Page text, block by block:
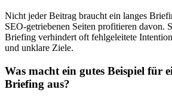
Nicht jeder Beitrag braucht ein langes
SEO-getriebenen Seiten profitieren davon.
Briefing verhindert oft fehlgeleitete
und unklare Ziele.
Was macht ein gutes Beispiel für
Briefing aus?